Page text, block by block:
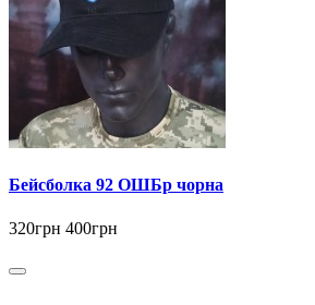
Бейсболка 92 ОШБр чорна
320грн 400грн